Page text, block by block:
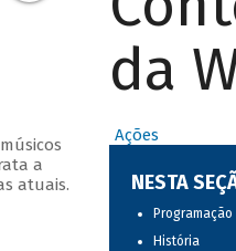
a
atuais.
da
Ações
NESTA
Programação
História